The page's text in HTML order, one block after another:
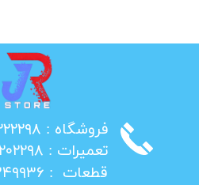
​فروشگاه : ۰۲۶۳۲۲۲۲۲۹۸
​تعمیرات : ۰۲۶۳۲۲۰۲۲۹۸
​قطعات : ۰۲۱۳۶۳۴۹۹۳۶